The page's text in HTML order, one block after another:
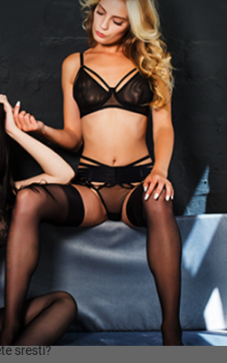
povezane sa seksom. To
deo tela, odeću, obuću,
mogu biti više od opipljivih
može se raditi o
Fetiš često prepliće
ovi oglasi mogu biti slični i
je svet fetiša veoma širok i
možete očekivati da vidite
i popularne fetiše. To je
može podeliti svoje
istomišljenike, muškarce, žene
Na Xlist.rs možete videti
Novog Sada, Niša,
ili bilo gde drugde u
sa Xlist.rs
fetiš fantazije, nudimo
oglas na Xlist.rs i
oglasa. Možda već postoje
sresti?